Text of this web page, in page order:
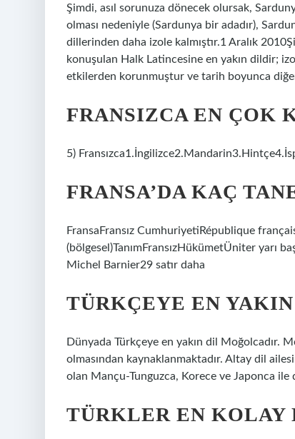
Şimdi, asıl sorunuza dönecek olursak,
olması nedeniyle (Sardunya bir adadır),
dillerinden daha izole kalmıştır.1 Aralık
konuşulan Halk Latincesine en yakın dildir;
etkilerden korunmuştur ve tarih boyunca
FRANSIZCA EN ÇOK
5)
FRANSA’DA KAÇ
FransaFransız CumhuriyetiRépublique
(bölgesel)TanımFransızHükümetÜniter yarı
Michel Barnier29 satır daha
TÜRKÇEYE EN
Dünyada Türkçeye en yakın dil Moğolcadır.
olmasından kaynaklanmaktadır. Altay dil
olan Mançu-Tunguzca, Korece ve Japonca ile
TÜRKLER EN